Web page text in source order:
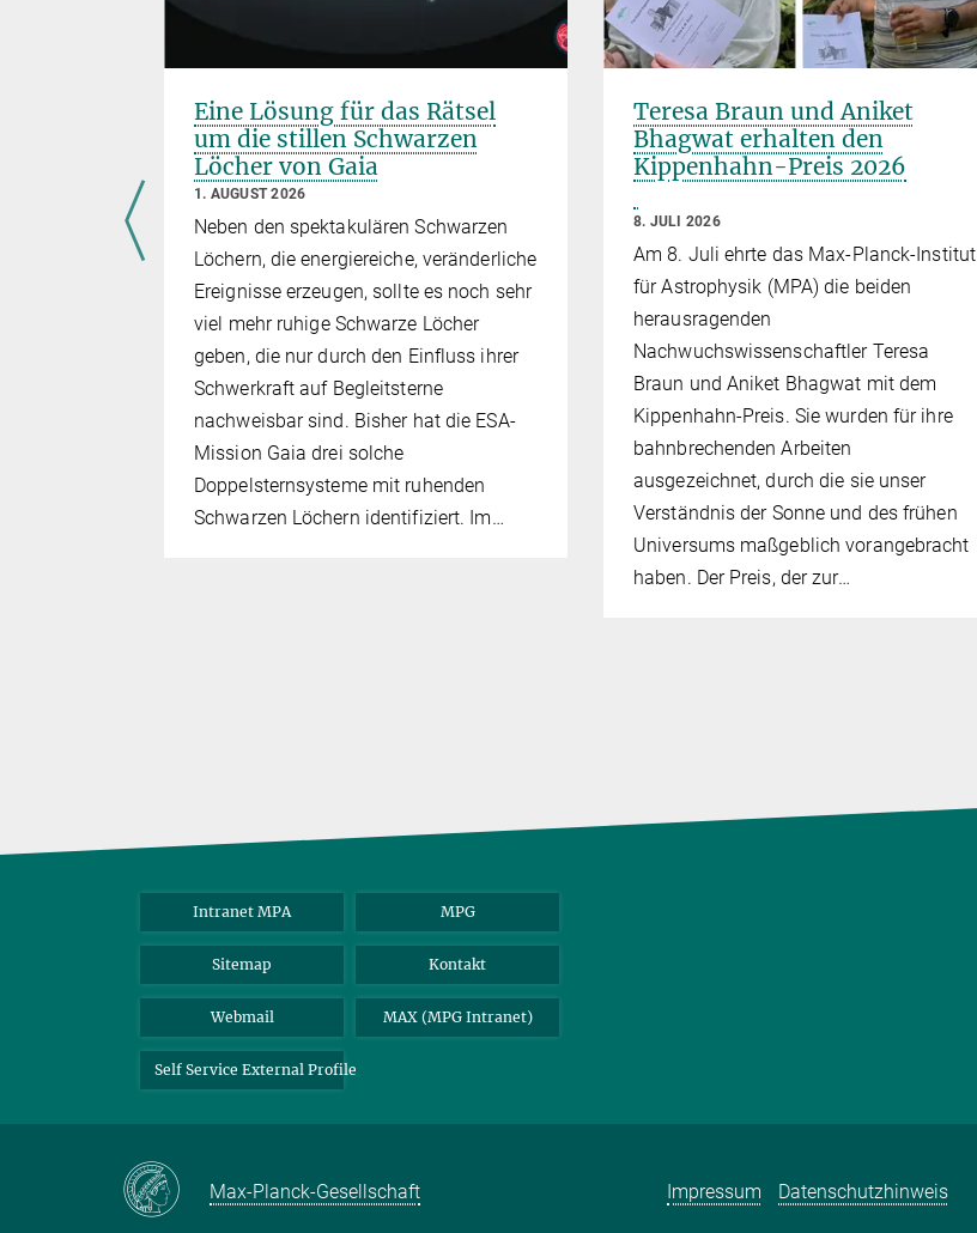
Eine Lösung für das Rätsel
um die stillen Schwarzen
Löcher von Gaia
1. AUGUST 2026
Neben den spektakulären Schwarzen
Löchern, die energiereiche, veränderliche
Ereignisse erzeugen, sollte es noch sehr
viel mehr ruhige Schwarze Löcher
geben, die nur durch den Einfluss ihrer
Schwerkraft auf Begleitsterne
nachweisbar sind. Bisher hat die ESA-
Mission Gaia drei solche
Doppelsternsysteme mit ruhenden
Schwarzen Löchern identifiziert. Im…
Teresa Braun und Aniket
Bhagwat erhalten den
Kippenhahn-Preis 2026
8. JULI 2026
Am 8. Juli ehrte das Max-Planck-Institut
für Astrophysik (MPA) die beiden
herausragenden
Nachwuchswissenschaftler Teresa
Braun und Aniket Bhagwat mit dem
Kippenhahn-Preis. Sie wurden für ihre
bahnbrechenden Arbeiten
ausgezeichnet, durch die sie unser
Verständnis der Sonne und des frühen
Universums maßgeblich vorangebracht
haben. Der Preis, der zur…
Intranet MPA MPG
Sitemap Kontakt
Webmail MAX (MPG Intranet)
Self Service External Profile
Max-Planck-Gesellschaft Impressum Datenschutzhinweis